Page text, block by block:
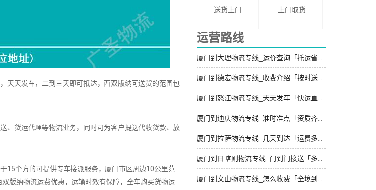
天发车，二到三天即可抵达，西双版纳可送货的范围包
货运代理等物流业务，同时可为客户提送代收货款、放
15个方的可提供专车接派服务，厦门市区周边10公里范
版纳物流运费优惠，运输时效有保障，全车购买货物运
送货上门 上门取货
运营路线
厦门到大理物流专线_运价查询「托运省心」
厦门到德宏物流专线_收费介绍「按时送达」
厦门到怒江物流专线_天天发车「快运直达」
厦门到迪庆物流专线_准时准点「资质齐全」
厦门到拉萨物流专线_几天到达「运费多少」
厦门到日喀则物流专线_门到门接送「多少一吨」
厦门到文山物流专线_怎么收费「全境到达」